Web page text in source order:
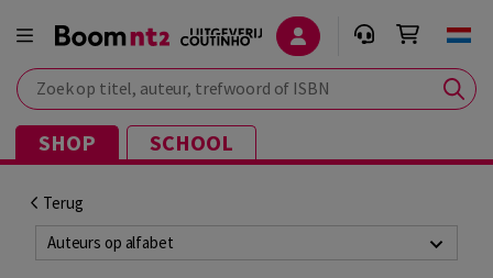
Zoek op titel, auteur, trefwoord of ISBN
SHOP SCHOOL
Terug
Auteurs op alfabet